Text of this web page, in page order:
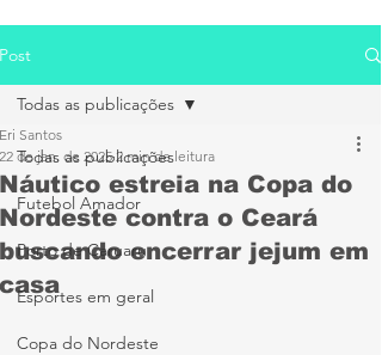
Post
Todas as publicações
Futebol Amador
Porto de Caruaru
Esportes em geral
Copa do Nordeste
Todas as publicações
Náutico estreia na Copa do
Nordeste contra o Ceará
buscando encerrar jejum em
casa
Eri Santos
22 de jan. de 2025 2 min de leitura